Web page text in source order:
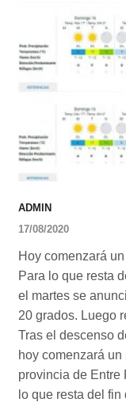
ADMIN
17/08/2020
Hoy comenzará
Para lo que resta
el martes se
20 grados. Luego
Tras el descenso
hoy comenzará
provincia de Entre
lo que resta del